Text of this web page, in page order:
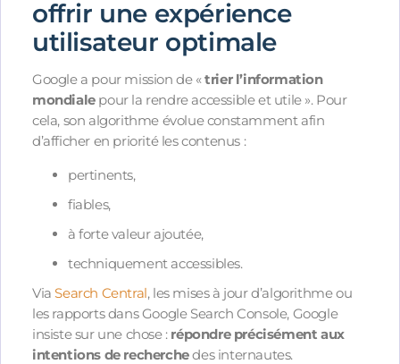
offrir une expérience
utilisateur optimale
Google a pour mission de «trier l’information
mondialepour la rendre accessible et utile ». Pour
cela, son algorithme évolue constamment afin
d’afficher en priorité les contenus :
pertinents,
fiables,
à forte valeur ajoutée,
techniquement accessibles.
ViaSearch Central, les mises à jour d’algorithme ou
les rapports dans Google Search Console, Google
insiste sur une chose : répondre précisément aux
intentions de recherchedes internautes.